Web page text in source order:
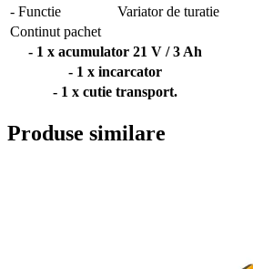
- Functie
Variator de turatie
Continut pachet
- 1 x acumulator 21 V / 3 Ah
- 1 x incarcator
- 1 x cutie transport.
Produse similare